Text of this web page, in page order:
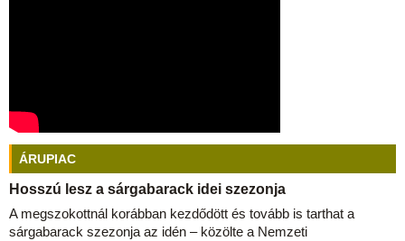
ÁRUPIAC
Hosszú lesz a sárgabarack idei szezonja
A megszokottnál korábban kezdődött és tovább is tarthat a
sárgabarack szezonja az idén – közölte a Nemzeti